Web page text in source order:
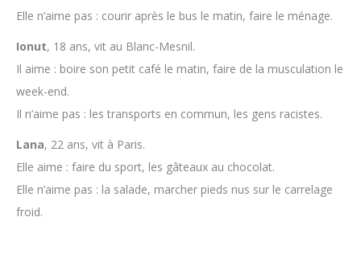
Elle n’aime pas : courir après le bus le matin, faire le ménage.
Ionut, 18 ans, vit au Blanc-Mesnil.
Il aime : boire son petit café le matin, faire de la musculation le
week-end.
Il n’aime pas : les transports en commun, les gens racistes.
Lana, 22 ans, vit à Paris.
Elle aime : faire du sport, les gâteaux au chocolat.
Elle n’aime pas : la salade, marcher pieds nus sur le carrelage
froid.